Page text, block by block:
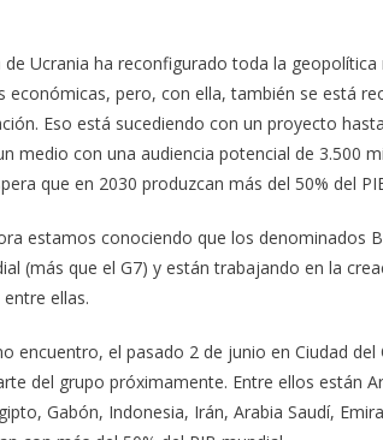
de Ucrania ha reconfigurado toda la
económicas, pero, con ella, también se está
Eso está sucediendo con un proyecto
medio con una audiencia potencial de 3.500
que en 2030 produzcan más del 50% del
estamos conociendo que los denominados
(más que el G7) y están trabajando en la
ellas.
encuentro, el pasado 2 de junio en Ciudad
del grupo próximamente. Entre ellos están
Gabón, Indonesia, Irán, Arabia Saudí,